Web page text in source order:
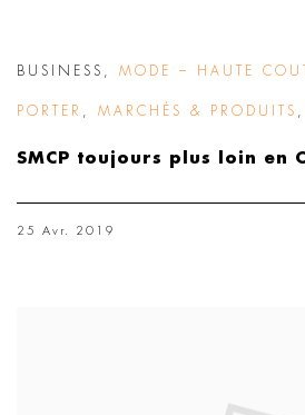
BUSINESS MODE – HAUTE
PORTER MARCHÉS & PRODUITS
SMCP toujours plus loin en
25 Avr. 2019